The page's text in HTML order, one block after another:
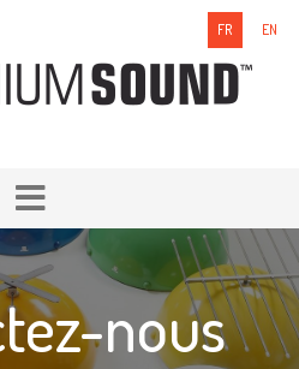
FR EN
nous